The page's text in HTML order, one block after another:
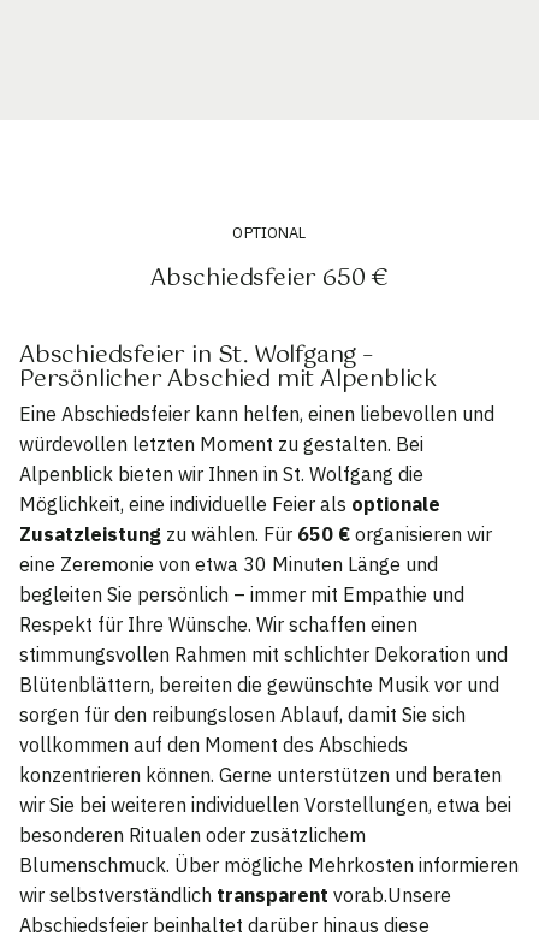
OPTIONAL
Abschiedsfeier 650 €
Abschiedsfeier in St. Wolfgang –
Persönlicher Abschied mit Alpenblick
Eine Abschiedsfeier kann helfen, einen liebevollen und
würdevollen letzten Moment zu gestalten. Bei
Alpenblick bieten wir Ihnen in St. Wolfgang die
Möglichkeit, eine individuelle Feier als optionale
Zusatzleistung zu wählen. Für 650 € organisieren wir
eine Zeremonie von etwa 30 Minuten Länge und
begleiten Sie persönlich – immer mit Empathie und
Respekt für Ihre Wünsche. Wir schaffen einen
stimmungsvollen Rahmen mit schlichter Dekoration und
Blütenblättern, bereiten die gewünschte Musik vor und
sorgen für den reibungslosen Ablauf, damit Sie sich
vollkommen auf den Moment des Abschieds
konzentrieren können. Gerne unterstützen und beraten
wir Sie bei weiteren individuellen Vorstellungen, etwa bei
besonderen Ritualen oder zusätzlichem
Blumenschmuck. Über mögliche Mehrkosten informieren
wir selbstverständlich transparent vorab.Unsere
Abschiedsfeier beinhaltet darüber hinaus diese